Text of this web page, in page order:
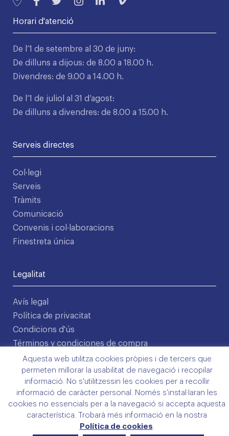
Horari d'atenció
De l’1 de setembre al 30 de juny:
De dilluns a dijous: de 8.00 a 18.00 h.
Divendres: de 9.00 a 14.00 h.
De l’1 de juliol al 31 d’agost:
De dilluns a divendres: de 8.00 a 15.00 h.
Serveis directes
Col·legi
Serveis
Tràmits
Comunicació
Convenis i col·laboracions
Finestreta única
Legalitat
Avís legal
Política de privacitat
Condicions d'ús
Términos y condiciones de compra
Política de cookies
©2026 COMLL
Disseny: Latipo.cat
Aquesta web utilitza cookies pròpies i de tercers que
permeten millorar la usabilitat de navegació i recopilar
informació. No s'utilitzessin les cookies per a recollir
informació de caràcter personal. Només s'instal·laran les
cookies no essencials per a la navegació si accepta aquesta
característica. Trobarà més informació en la nostra
Política de cookies.